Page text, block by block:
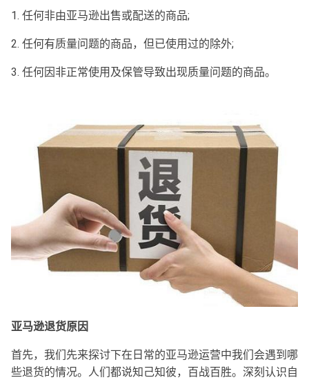
1. 任何非由亚马逊出售或配送的商品;
2. 任何有质量问题的商品，但已使用过的除外;
3. 任何因非正常使用及保管导致出现质量问题的商品。
亚马逊退货原因
首先，我们先来探讨下在日常的亚马逊运营中我们会遇到哪
些退货的情况。人们都说知己知彼，百战百胜。深刻认识自